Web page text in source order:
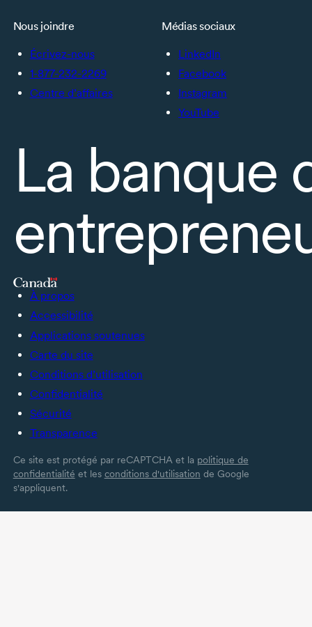
Nous joindre
Écrivez-nous
1-877-232-2269
Centre d’affaires
Médias sociaux
LinkedIn
Facebook
Instagram
YouTube
La banque
À propos
Accessibilité
Applications soutenues
Carte du site
Conditions d’utilisation
Confidentialité
Sécurité
Transparence
Ce site est protégé par reCAPTCHA et la politique de
confidentialité et les conditions d'utilisation de Google
s'appliquent.